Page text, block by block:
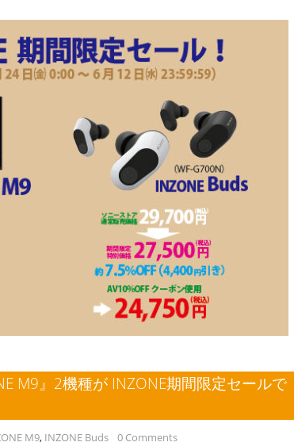
M9』2機種が INZONE期間限定セールで
M9, INZONE Buds 0 Comments